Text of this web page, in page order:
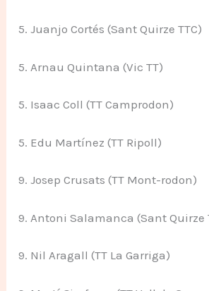
5. Juanjo Cortés (Sant Quirze TTC)
5. Arnau Quintana (Vic TT)
5. Isaac Coll (TT Camprodon)
5. Edu Martínez (TT Ripoll)
9. Josep Crusats (TT Mont-rodon)
9. Antoni Salamanca (Sant Quirze
9. Nil Aragall (TT La Garriga)